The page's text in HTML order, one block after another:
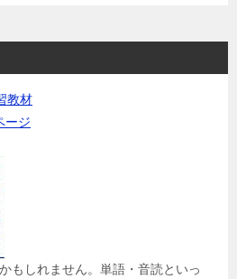
教材
ージ
もしれません。単語・音読といっ